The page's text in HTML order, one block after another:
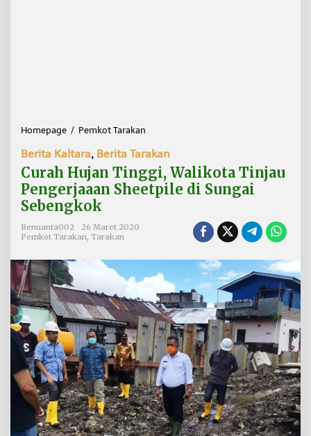
Homepage / Pemkot Tarakan
r
a
h
H
n
g
i
,
W
a
l
i
k
o
t
a
Berita Kaltara, Berita Tarakan
Curah Hujan Tinggi, Walikota Tinjau
Pengerjaaan Sheetpile di Sungai
Sebengkok
Benuanta002
26 Maret 2020
Pemkot Tarakan Tarakan